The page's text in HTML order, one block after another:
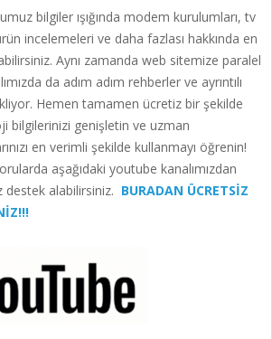
bilgiler ışığında modem kurulumları, tv
incelemeleri ve daha fazlası hakkında en
Aynı zamanda web sitemize paralel
da adım adım rehberler ve ayrıntılı
Hemen tamamen ücretiz bir şekilde
bilgilerinizi genişletin ve uzman
en verimli şekilde kullanmayı öğrenin!
aşağıdaki youtube kanalımızdan
alabilirsiniz. BURADAN ÜCRETSİZ